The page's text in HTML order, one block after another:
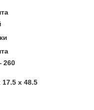
260
17.5 х 48.5